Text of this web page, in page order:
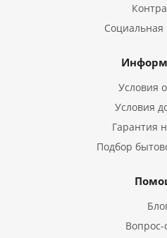
Социальная
Условия
Условия
Гарантия
Подбор
Вопрос-